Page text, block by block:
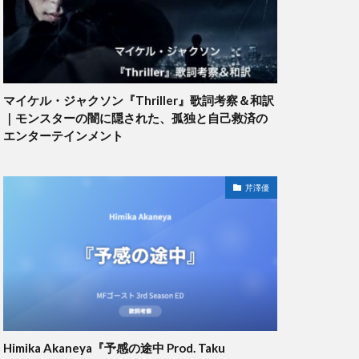
マイケル・ジャクソン『Thriller』歌詞考察＆和訳
｜モンスターの闇に隠された、孤独と自己救済の
エンターテインメント
芹澤優
Himika Akaneya『予感の途中 Prod. Taku